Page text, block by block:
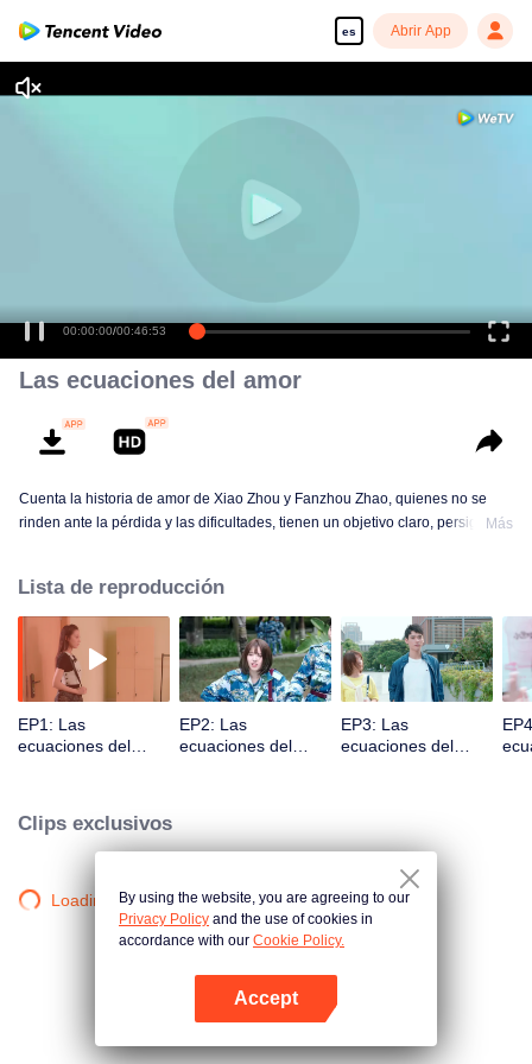
es Abrir App
00:00:00/00:46:53
Las ecuaciones del amor
Cuenta la historia de amor de Xiao Zhou y Fanzhou Zhao, quienes no se
rinden ante la pérdida y las dificultades, tienen un objetivo claro, persiguenMás
Lista de reproducción
EP1: Las
ecuaciones del
EP2: Las
ecuaciones del
EP3: Las
ecuaciones del
Clips exclusivos
Loading…By using the website, you are agreeing to our
Privacy Policy and the use of cookies in
accordance with our Cookie Policy.
Accept